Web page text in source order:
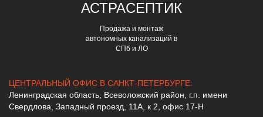
АСТРАСЕПТИК
Продажа и монтаж
автономных канализаций в
СПб и ЛО
ЦЕНТРАЛЬНЫЙ ОФИС В САНКТ-ПЕТЕРБУРГЕ:
Ленинградская область, Всеволожский район, г.п. имени
Свердлова, Западный проезд, 11А, к 2, офис 17-Н